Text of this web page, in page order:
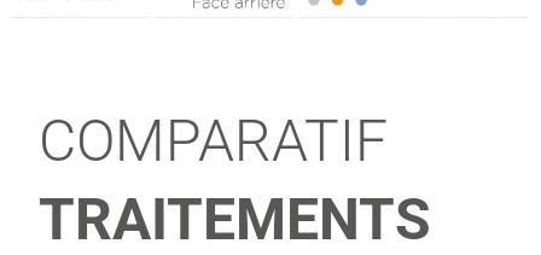
COMPARATIF
TRAITEMENTS